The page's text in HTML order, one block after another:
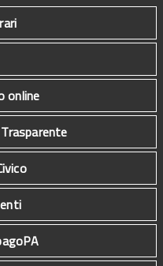
online